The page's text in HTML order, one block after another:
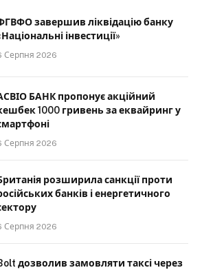
завершив ліквідацію банку
інвестиції»
Серпня 2026
БАНК пропонує акційний
1000 гривень за еквайринг у
Серпня 2026
розширила санкції проти
банків і енергетичного
Серпня 2026
дозволив замовляти таксі через